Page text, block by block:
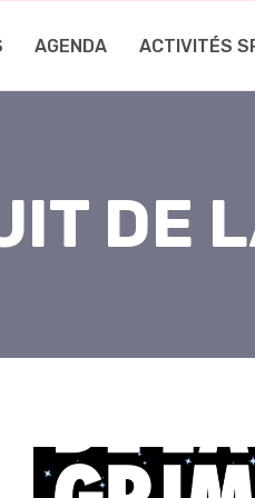
AGENDA ACTIVITÉS
DE